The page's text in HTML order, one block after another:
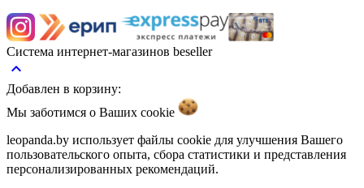
Система интернет-магазинов beseller
keyboard_arrow_up
Добавлен в корзину:
Мы заботимся о Ваших cookie
leopanda.by использует файлы cookie для улучшения Вашего
пользовательского опыта, сбора статистики и представления
персонализированных рекомендаций.